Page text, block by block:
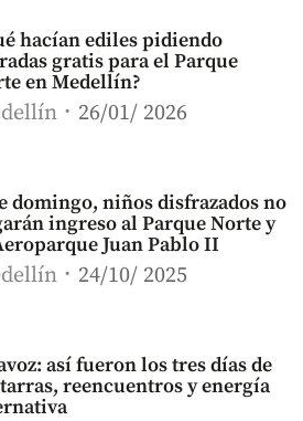
hacían ediles pidiendo
gratis para el Parque
en Medellín?
26/01/ 2026
domingo, niños disfrazados no
ingreso al Parque Norte y
Juan Pablo II
24/10/ 2025
así fueron los tres días de
reencuentros y energía